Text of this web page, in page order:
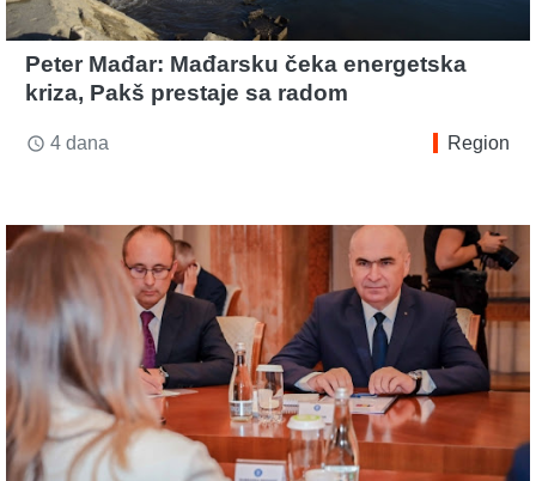
Peter Mađar: Mađarsku čeka energetska
kriza, Pakš prestaje sa radom
access_time 4 dana Region